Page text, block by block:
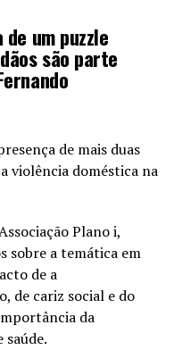
um puzzle
são parte
de mais duas
violência doméstica na
Plano i,
sobre a temática em
de a
de cariz social e do
da